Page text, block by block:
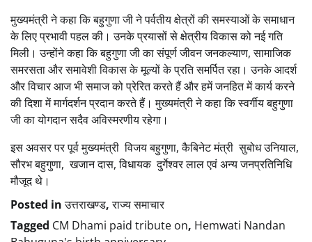
मुख्यमंत्री ने कहा कि बहुगुणा जी ने पर्वतीय क्षेत्रों की समस्याओं के समाधान
के लिए प्रभावी पहल की। उनके प्रयासों से क्षेत्रीय विकास को नई गति
मिली। उन्होंने कहा कि बहुगुणा जी का संपूर्ण जीवन जनकल्याण, सामाजिक
समरसता और समावेशी विकास के मूल्यों के प्रति समर्पित रहा। उनके आदर्श
और विचार आज भी समाज को प्रेरित करते हैं और हमें जनहित में कार्य करने
की दिशा में मार्गदर्शन प्रदान करते हैं। मुख्यमंत्री ने कहा कि स्वर्गीय बहुगुणा
जी का योगदान सदैव अविस्मरणीय रहेगा।
इस अवसर पर पूर्व मुख्यमंत्री विजय बहुगुणा, कैबिनेट मंत्री सुबोध उनियाल,
सौरभ बहुगुणा, खजान दास, विधायक दुर्गेश्वर लाल एवं अन्य जनप्रतिनिधि
मौजूद थे।
Posted inउत्तराखण्ड,राज्य समाचार
Tagged CM Dhami paid tribute on, Hemwati Nandan